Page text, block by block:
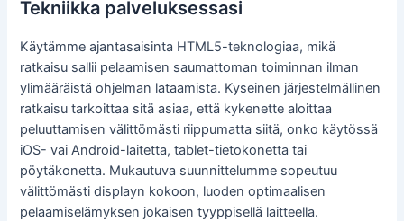
Tekniikka palveluksessasi
Käytämme ajantasaisinta HTML5-teknologiaa, mikä
ratkaisu sallii pelaamisen saumattoman toiminnan ilman
ylimääräistä ohjelman lataamista. Kyseinen järjestelmällinen
ratkaisu tarkoittaa sitä asiaa, että kykenette aloittaa
peluuttamisen välittömästi riippumatta siitä, onko käytössä
iOS- vai Android-laitetta, tablet-tietokonetta tai
pöytäkonetta. Mukautuva suunnittelumme sopeutuu
välittömästi displayn kokoon, luoden optimaalisen
pelaamiselämyksen jokaisen tyyppisellä laitteella.